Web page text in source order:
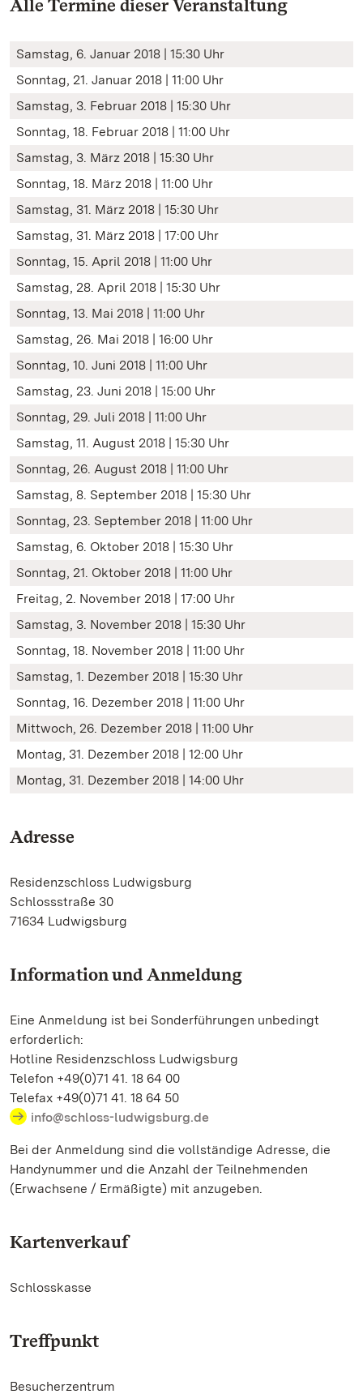
Alle Termine dieser Veranstaltung
Samstag, 6. Januar 2018 | 15:30 Uhr
Sonntag, 21. Januar 2018 | 11:00 Uhr
Samstag, 3. Februar 2018 | 15:30 Uhr
Sonntag, 18. Februar 2018 | 11:00 Uhr
Samstag, 3. März 2018 | 15:30 Uhr
Sonntag, 18. März 2018 | 11:00 Uhr
Samstag, 31. März 2018 | 15:30 Uhr
Samstag, 31. März 2018 | 17:00 Uhr
Sonntag, 15. April 2018 | 11:00 Uhr
Samstag, 28. April 2018 | 15:30 Uhr
Sonntag, 13. Mai 2018 | 11:00 Uhr
Samstag, 26. Mai 2018 | 16:00 Uhr
Sonntag, 10. Juni 2018 | 11:00 Uhr
Samstag, 23. Juni 2018 | 15:00 Uhr
Sonntag, 29. Juli 2018 | 11:00 Uhr
Samstag, 11. August 2018 | 15:30 Uhr
Sonntag, 26. August 2018 | 11:00 Uhr
Samstag, 8. September 2018 | 15:30 Uhr
Sonntag, 23. September 2018 | 11:00 Uhr
Samstag, 6. Oktober 2018 | 15:30 Uhr
Sonntag, 21. Oktober 2018 | 11:00 Uhr
Freitag, 2. November 2018 | 17:00 Uhr
Samstag, 3. November 2018 | 15:30 Uhr
Sonntag, 18. November 2018 | 11:00 Uhr
Samstag, 1. Dezember 2018 | 15:30 Uhr
Sonntag, 16. Dezember 2018 | 11:00 Uhr
Mittwoch, 26. Dezember 2018 | 11:00 Uhr
Montag, 31. Dezember 2018 | 12:00 Uhr
Montag, 31. Dezember 2018 | 14:00 Uhr
Adresse
Residenzschloss Ludwigsburg
Schlossstraße 30
71634 Ludwigsburg
Information und Anmeldung
Eine Anmeldung ist bei Sonderführungen unbedingt
erforderlich:
Hotline Residenzschloss Ludwigsburg
Telefon +49(0)71 41. 18 64 00
Telefax +49(0)71 41. 18 64 50
info@schloss-ludwigsburg.de
Bei der Anmeldung sind die vollständige Adresse, die
Handynummer und die Anzahl der Teilnehmenden
(Erwachsene / Ermäßigte) mit anzugeben.
Kartenverkauf
Schlosskasse
Treffpunkt
Besucherzentrum